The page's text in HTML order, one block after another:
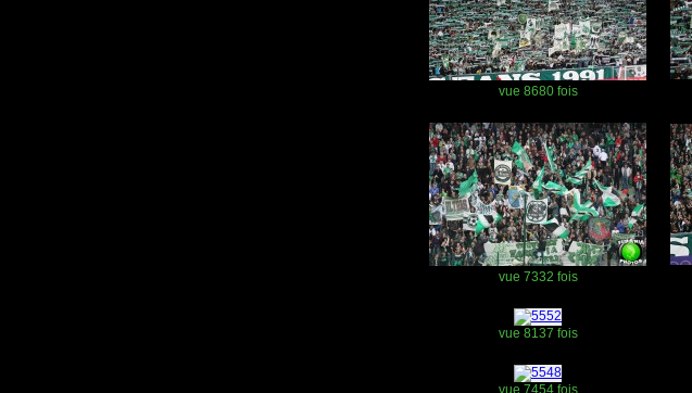
vue 8680 fois
vue 7332 fois
vue 8137 fois
vue 7454 fois